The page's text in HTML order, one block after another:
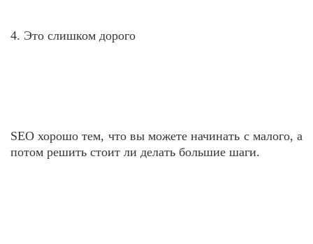
4. Это слишком дорого
SEO хорошо тем, что вы можете начинать с малого, а
потом решить стоит ли делать большие шаги.